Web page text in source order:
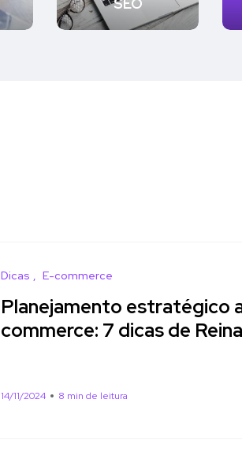
SEO
Dicas E-commerce
Planejamento estratégico
commerce: 7 dicas de
14/11/2024 8 min de leitura